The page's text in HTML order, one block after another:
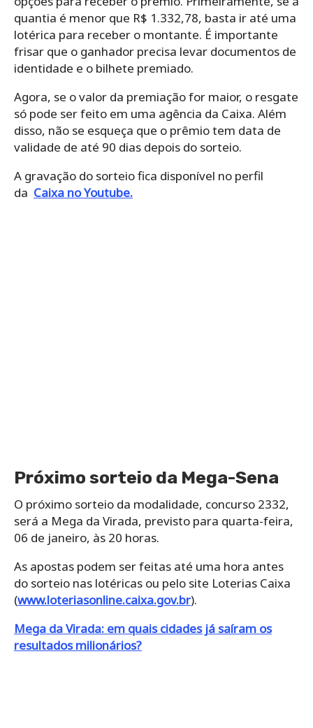
quantia é menor que R$ 1.332,78, basta ir até uma
lotérica para receber o montante. É importante
frisar que o ganhador precisa levar documentos de
identidade e o bilhete premiado.
Agora, se o valor da premiação for maior, o resgate
só pode ser feito em uma agência da Caixa. Além
disso, não se esqueça que o prêmio tem data de
validade de até 90 dias depois do sorteio.
A gravação do sorteio fica disponível no perfil
da Caixa no Youtube.
Próximo sorteio da Mega-Sena
O próximo sorteio da modalidade, concurso 2332,
será a Mega da Virada, previsto para quarta-feira,
06 de janeiro, às 20 horas.
As apostas podem ser feitas até uma hora antes
do sorteio nas lotéricas ou pelo site Loterias Caixa
(www.loteriasonline.caixa.gov.br).
Mega da Virada: em quais cidades já saíram os
resultados milionários?